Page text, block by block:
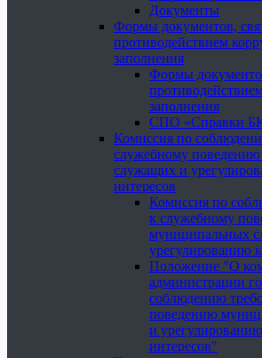
Документы
Формы документов,
противодействием
заполнения
Формы
заполнения
СПО «Справки
Комиссия по
служебному
служащих и
интересов
Комиссия по
к служебному
муниципальных
урегулированию
Положение "О
администрации
соблюдению
поведению
и
интересов"